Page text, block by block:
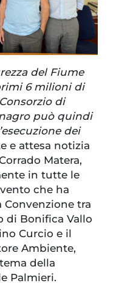
del Fiume
6 milioni di
di
può quindi
dei
e attesa notizia
Matera,
in tutte le
che ha
tra
di Bonifica Vallo
Curcio e il
Ambiente,
della
Palmieri.